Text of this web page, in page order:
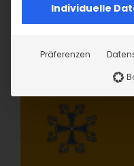
Individuelle
Präferenzen